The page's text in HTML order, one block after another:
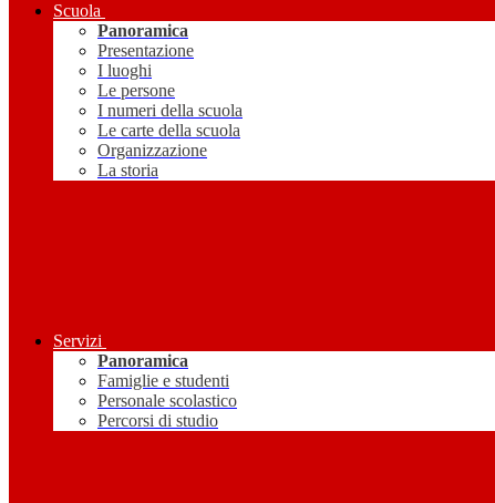
Scuola
Panoramica
Presentazione
I luoghi
Le persone
I numeri della scuola
Le carte della scuola
Organizzazione
La storia
Servizi
Panoramica
Famiglie e studenti
Personale scolastico
Percorsi di studio